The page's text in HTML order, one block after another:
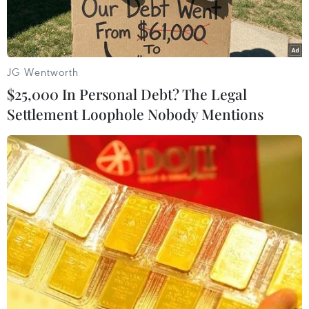
Nga lại đưa ra án phát đối với Google. (Nguồn: Bloomberg
News)
Cơ quan chống độc quyền Liên bang Nga ngày
19/9 thông báo đã phạt công ty Google của Mỹ
100.000 rouble về việc quảng cáo cho các dịch
JG Wentworth
$25,000 In Personal Debt? The Legal
Settlement Loophole Nobody Mentions